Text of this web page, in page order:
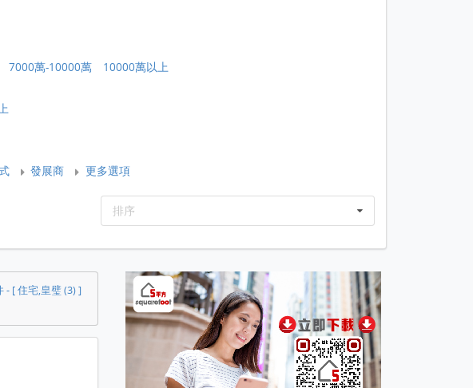
7000萬-10000萬
10000萬以上
發展商 更多選項
排序
- [ 住宅,皇璧 (3) ]